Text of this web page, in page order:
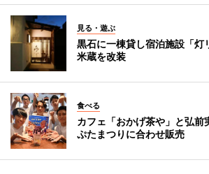
見る・遊ぶ
黒石に一棟貸し宿泊施設「
米蔵を改装
食べる
カフェ「おかげ茶や」と弘
ぷたまつりに合わせ販売